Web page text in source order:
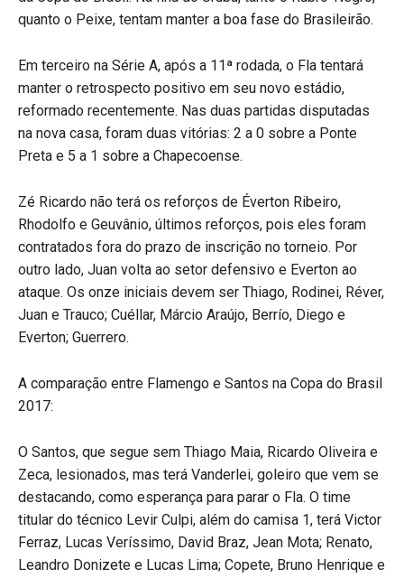
quanto o Peixe, tentam manter a boa fase do Brasileirão.
Em terceiro na Série A, após a 11ª rodada, o Fla tentará
manter o retrospecto positivo em seu novo estádio,
reformado recentemente. Nas duas partidas disputadas
na nova casa, foram duas vitórias: 2 a 0 sobre a Ponte
Preta e 5 a 1 sobre a Chapecoense.
Zé Ricardo não terá os reforços de Éverton Ribeiro,
Rhodolfo e Geuvânio, últimos reforços, pois eles foram
contratados fora do prazo de inscrição no torneio. Por
outro lado, Juan volta ao setor defensivo e Everton ao
ataque. Os onze iniciais devem ser Thiago, Rodinei, Réver,
Juan e Trauco; Cuéllar, Márcio Araújo, Berrío, Diego e
Everton; Guerrero.
A comparação entre Flamengo e Santos na Copa do Brasil
2017:
O Santos, que segue sem Thiago Maia, Ricardo Oliveira e
Zeca, lesionados, mas terá Vanderlei, goleiro que vem se
destacando, como esperança para parar o Fla. O time
titular do técnico Levir Culpi, além do camisa 1, terá Victor
Ferraz, Lucas Veríssimo, David Braz, Jean Mota; Renato,
Leandro Donizete e Lucas Lima; Copete, Bruno Henrique e